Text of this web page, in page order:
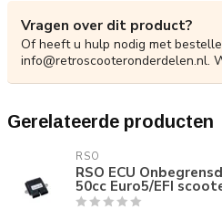
Vragen over dit product?
Of heeft u hulp nodig met
info@retroscooteronderdelen.nl.
Gerelateerde producten
RSO
RSO ECU
50cc Euro5/EFI